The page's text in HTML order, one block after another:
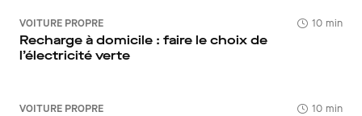
VOITURE PROPRE 10 min
Recharge à domicile : faire le choix de
l’électricité verte
VOITURE PROPRE 10 min